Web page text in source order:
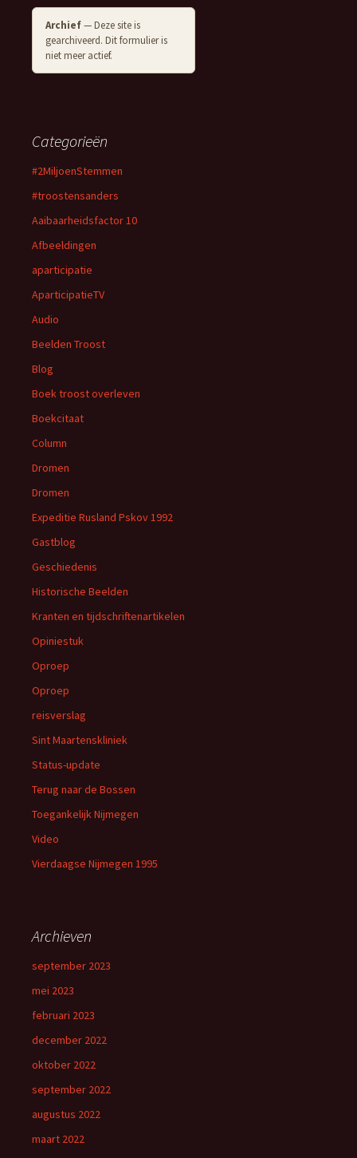
Archief— Deze site is
gearchiveerd. Dit formulier is
niet meer actief.
Categorieën
#2MiljoenStemmen
#troostensanders
Aaibaarheidsfactor 10
Afbeeldingen
aparticipatie
AparticipatieTV
Audio
Beelden Troost
Blog
Boek troost overleven
Boekcitaat
Column
Dromen
Dromen
Expeditie Rusland Pskov 1992
Gastblog
Geschiedenis
Historische Beelden
Kranten en tijdschriftenartikelen
Opiniestuk
Oproep
Oproep
reisverslag
Sint Maartenskliniek
Status-update
Terug naar de Bossen
Toegankelijk Nijmegen
Video
Vierdaagse Nijmegen 1995
Archieven
september 2023
mei 2023
februari 2023
december 2022
oktober 2022
september 2022
augustus 2022
maart 2022